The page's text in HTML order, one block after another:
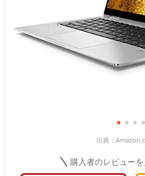
出典：
購入者のレビューを